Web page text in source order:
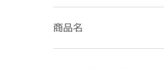
商品名